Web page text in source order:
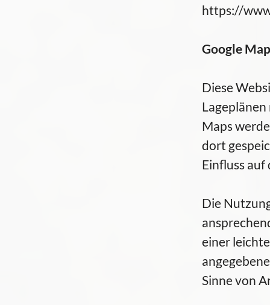
https://
Google
Diese
Maps
dort
Einfluss
Die
einer
Sinne von